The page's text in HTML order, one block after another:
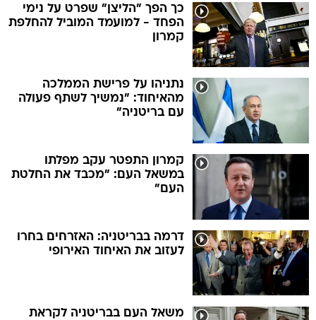
כך הפך "הליצן" שפרט על נימי
הפחד - למועמד המוביל להחלפת
קמרון
נתניהו על פרישת הממלכה
מהאיחוד: "נמשיך לשתף פעולה
עם בריטניה"
קמרון התפטר עקב מפלתו
במשאל העם: "מכבד את החלטת
העם"
דרמה בבריטניה: האזרחים בחרו
לעזוב את האיחוד האירופי
משאל העם בבריטניה לקראת